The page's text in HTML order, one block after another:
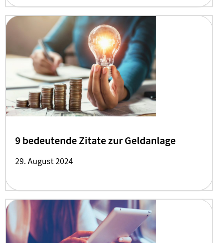
9 bedeutende Zitate zur Geldanlage
29. August 2024